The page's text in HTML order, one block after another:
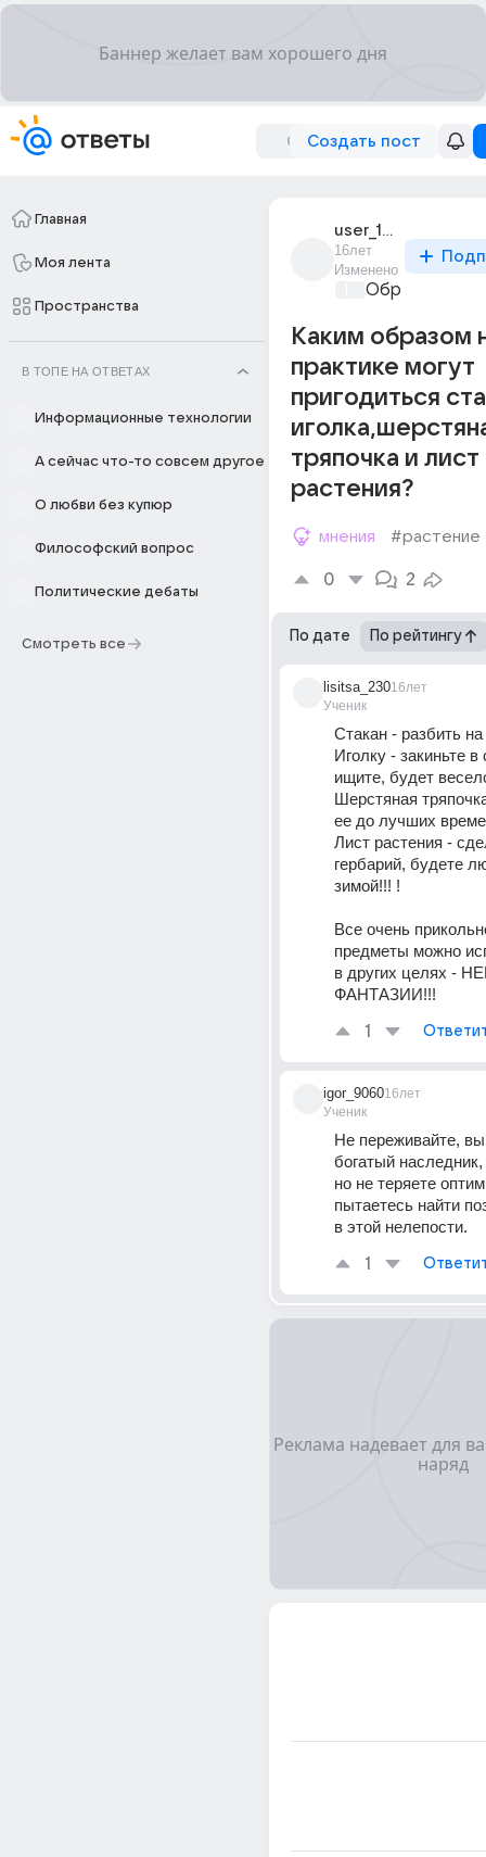
Создать пост
Главная
Моя лента
Пространства
В ТОПЕ НА ОТВЕТАХ
Информационные технологии
А сейчас что-то совсем другое
О любви без купюр
Философский вопрос
Политические дебаты
Смотреть все
user_14670631
16лет
Изменено
Каким образом
практике могут
пригодиться
тряпочка и лист
растения?
мнения #растение
0 2
По дате По рейтингу
lisitsa_230
Ученик
16лет
Стакан - разбить
Иголку - закиньте в
ищите, будет
Шерстяная
Лист растения -
гербарий, будете
зимой!!! !
Все очень
предметы можно
в других целях -
ФАНТАЗИИ!!!
1
igor_9060
Ученик
16лет
Не переживайте,
богатый наследник,
но не теряете
пытаетесь найти
в этой нелепости.
1